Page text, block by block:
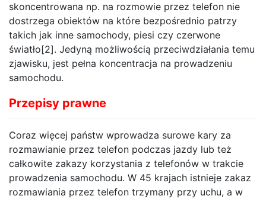
skoncentrowana np. na rozmowie przez telefon nie
dostrzega obiektów na które bezpośrednio patrzy
takich jak inne samochody, piesi czy czerwone
światło[2]. Jedyną możliwością przeciwdziałania temu
zjawisku, jest pełna koncentracja na prowadzeniu
samochodu.
Przepisy prawne
Coraz więcej państw wprowadza surowe kary za
rozmawianie przez telefon podczas jazdy lub też
całkowite zakazy korzystania z telefonów w trakcie
prowadzenia samochodu. W 45 krajach istnieje zakaz
rozmawiania przez telefon trzymany przy uchu, a w